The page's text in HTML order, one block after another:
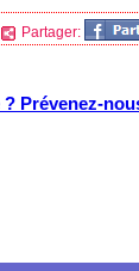
Partager:
Prévenez-